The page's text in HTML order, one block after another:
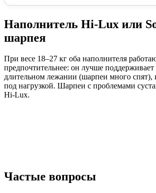
Наполнитель Hi-Lux или
шарпея
При весе 18–27 кг оба наполнителя
предпочтительнее: он лучше поддерживает
длительном лежании (шарпеи много спят),
под нагрузкой. Шарпеи с проблемами
Hi-Lux.
Частые вопросы